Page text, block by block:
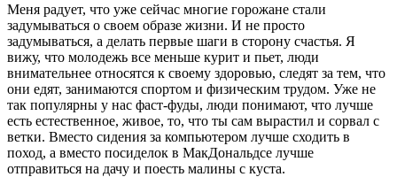
Меня радует, что уже сейчас многие горожане стали
задумываться о своем образе жизни. И не просто
задумываться, а делать первые шаги в сторону счастья. Я
вижу, что молодежь все меньше курит и пьет, люди
внимательнее относятся к своему здоровью, следят за тем, что
они едят, занимаются спортом и физическим трудом. Уже не
так популярны у нас фаст-фуды, люди понимают, что лучше
есть естественное, живое, то, что ты сам вырастил и сорвал с
ветки. Вместо сидения за компьютером лучше сходить в
поход, а вместо посиделок в МакДональдсе лучше
отправиться на дачу и поесть малины с куста.